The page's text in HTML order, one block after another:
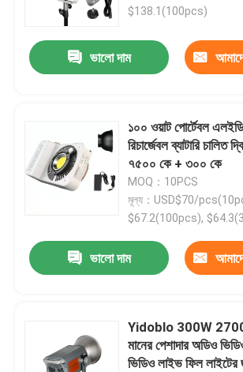
$138.1(100pcs)
ভালো দাম
১০০ ওয়াট পোর্টেবল
রিচার্জেবল ব্যাটারি চালিত
৭৫০০ কে + ৩০০ কে
MOQ：10PCS
মূল্য：USD$70/
$67.2(100pcs),
ভালো দাম
Yidoblo 300W
মানের পেশাদার অডিও
ভিডিও লাইভ ফিল লাইটের